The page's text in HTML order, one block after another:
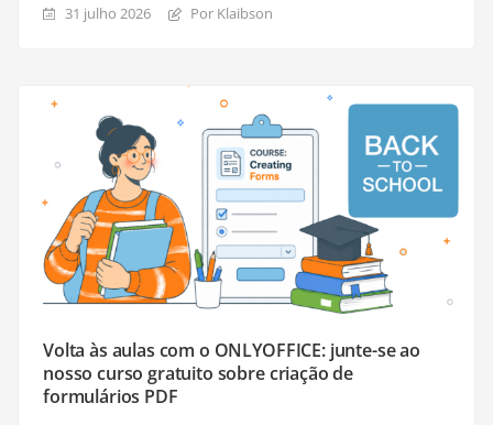
31 julho 2026 Por Klaibson
Volta às aulas com o ONLYOFFICE: junte-se ao
nosso curso gratuito sobre criação de
formulários PDF